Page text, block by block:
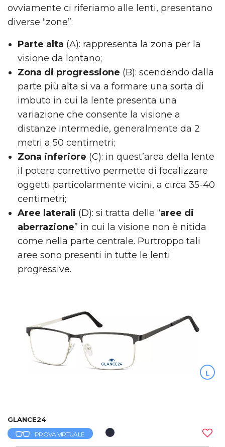
ovviamente ci riferiamo alle lenti, presentano
diverse “zone”:
Parte alta (A): rappresenta la zona per la
visione da lontano;
Zona di progressione (B): scendendo dalla
parte più alta si va a formare una sorta di
imbuto in cui la lente presenta una
variazione che consente la visione a
distanze intermedie, generalmente da 2
metri a 50 centimetri;
Zona inferiore (C): in quest’area della lente
il potere correttivo permette di focalizzare
oggetti particolarmente vicini, a circa 35-40
centimetri;
Aree laterali (D): si tratta delle “aree di
aberrazione” in cui la visione non è nitida
come nella parte centrale. Purtroppo tali
aree sono presenti in tutte le lenti
progressive.
L
GLANCE24
PROVA VIRTUALE